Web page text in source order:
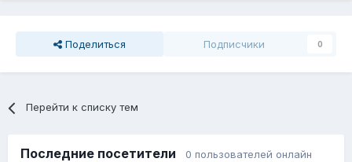
Поделиться Подписчики 0
Перейти к списку тем
Последние посетители 0 пользователей онлайн